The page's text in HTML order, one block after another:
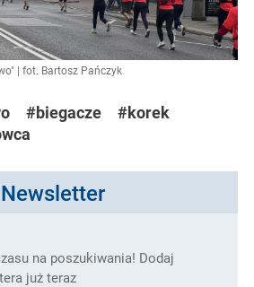
| fot. Bartosz Pańczyk
#biegacze
#korek
Newsletter
na poszukiwania! Dodaj
już teraz